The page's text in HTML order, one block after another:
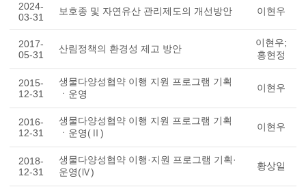
2024-
03-31
보호종 및 자연유산 관리제도의 개선방안 이현우
2017-
05-31
산림정책의 환경성 제고 방안
이현우;
홍현정
2015-
12-31
생물다양성협약 이행 지원 프로그램 기획
ㆍ운영
이현우
2016-
12-31
생물다양성협약 이행 지원 프로그램 기획
ㆍ운영(Ⅱ)
이현우
2018-
12-31
생물다양성협약 이행·지원 프로그램 기획·
운영(Ⅳ)
황상일